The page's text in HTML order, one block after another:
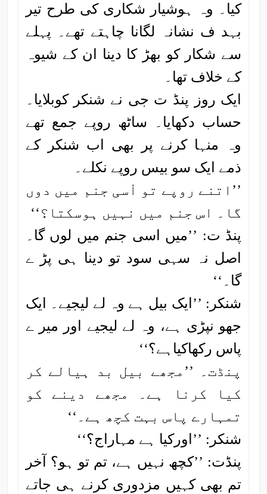
کیا۔ وہ ہوشیار شکاری کی طرح تیر
بہد ف نشانہ لگانا چاہتے تھے۔ پہلے
سے شکار کو بھڑ کا دینا ان کے شیوہ
کے خلاف تھا۔
ایک روز پنڈ ت جی نے شنکر کوبلایا۔
حساب دکھایا۔ ساٹھ روپے جمع تھے
وہ منہا کرنے پر بھی اب شنکر کے
ذمے ایک سو بیس روپے نکلے۔
’’اتنے روپے تو اْسی جنم میں دوں
گا۔ اس جنم میں نہیں ہوسکتا؟‘‘
پنڈ ت: ’’میں اسی جنم میں لوں گا۔
اصل نہ سہی سود تو دینا ہی پڑ ے
گا۔‘‘
شنکر: ’’ایک بیل ہے وہ لے لیجیے۔ ایک
جھو نپڑی ہے، وہ لے لیجیے اور میر ے
پاس رکھاکیاہے؟‘‘
پنڈت۔ ’’مجھے بیل بد ہیالے کر
کیا کرنا ہے۔ مجھے دینے کو
تمہارے پاس بہت کچھ ہے۔‘‘
شنکر: ’’اورکیا ہے مہاراج؟‘‘
پنڈت: ’’کچھ نہیں ہے، تم تو ہو؟ آخر
تم بھی کہیں مزدوری کرنے ہی جاتے